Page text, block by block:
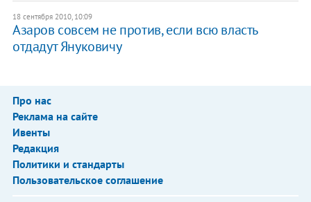
18 сентября 2010, 10:09
Азаров совсем не против, если всю власть
отдадут Януковичу
Про нас
Реклама на сайте
Ивенты
Редакция
Политики и стандарты
Пользовательское соглашение